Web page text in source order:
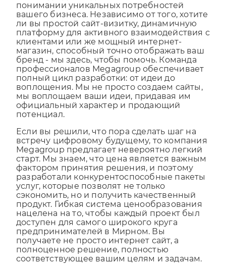
Наш подход к созданию сайта основан на
понимании уникальных потребностей
вашего бизнеса. Независимо от того, хотите
ли вы простой сайт-визитку, динамичную
платформу для активного взаимодействия с
клиентами или же мощный интернет-
магазин, способный точно отображать ваш
бренд - мы здесь, чтобы помочь. Команда
профессионалов Megagroup обеспечивает
полный цикл разработки: от идеи до
воплощения. Мы не просто создаем сайты,
мы воплощаем ваши идеи, придавая им
официальный характер и продающий
Если вы решили, что пора сделать шаг на
встречу цифровому будущему, то компания
Megagroup предлагает невероятно легкий
старт. Мы знаем, что цена является важным
фактором принятия решения, и поэтому
разработали конкурентоспособные пакеты
услуг, которые позволят не только
сэкономить, но и получить качественный
продукт. Гибкая система ценообразования
нацелена на то, чтобы каждый проект был
доступен для самого широкого круга
предпринимателей в Мирном. Вы
получаете не просто интернет сайт, а
полноценное решение, полностью